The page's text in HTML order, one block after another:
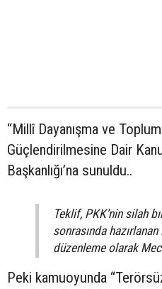
“Millî Dayanışma ve
Güçlendirilmesine Dair
Başkanlığı’na sunuldu..
Teklif, PKK’nin silah
sonrasında
düzenleme olarak
Peki kamuoyunda